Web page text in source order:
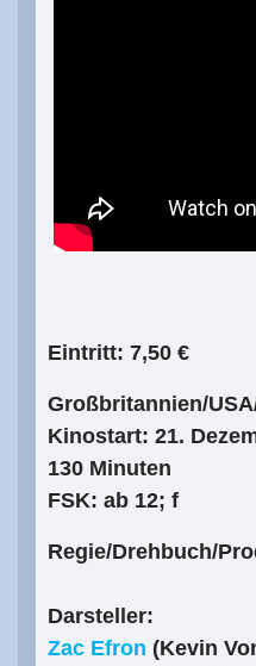
Eintritt: 7,50 €
Großbritannien/
Kinostart: 21.
130 Minuten
FSK: ab 12; f
Regie/Drehbuch/
Darsteller:
Zac Efron (Kevin